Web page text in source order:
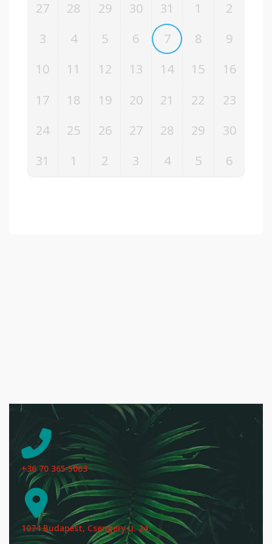
27 28 29 30 31 1
2
3
4 5 6 7 8
9
10
11 12 13 14 15
16
17
18 19 20 21 22
23
24
25 26 27 28 29
30
31
1 2 3 4 5 6
+36 70 365 5063
1074 Budapest, Csengery u. 24.